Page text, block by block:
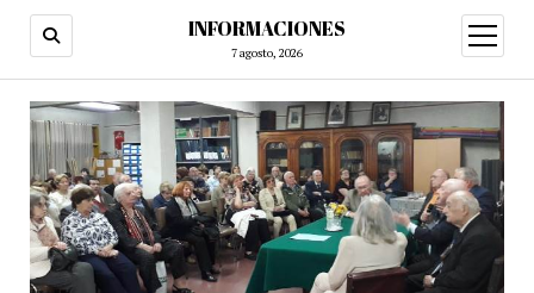
INFORMACIONES
7 agosto, 2026
abrir
menú